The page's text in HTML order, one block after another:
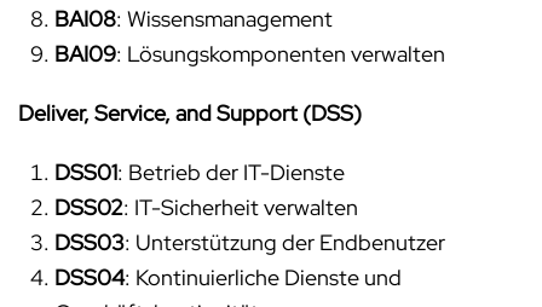
BAI08: Wissensmanagement
BAI09: Lösungskomponenten verwalten
Deliver, Service, and Support (DSS)
DSS01: Betrieb der IT-Dienste
DSS02: IT-Sicherheit verwalten
DSS03: Unterstützung der Endbenutzer
DSS04: Kontinuierliche Dienste und